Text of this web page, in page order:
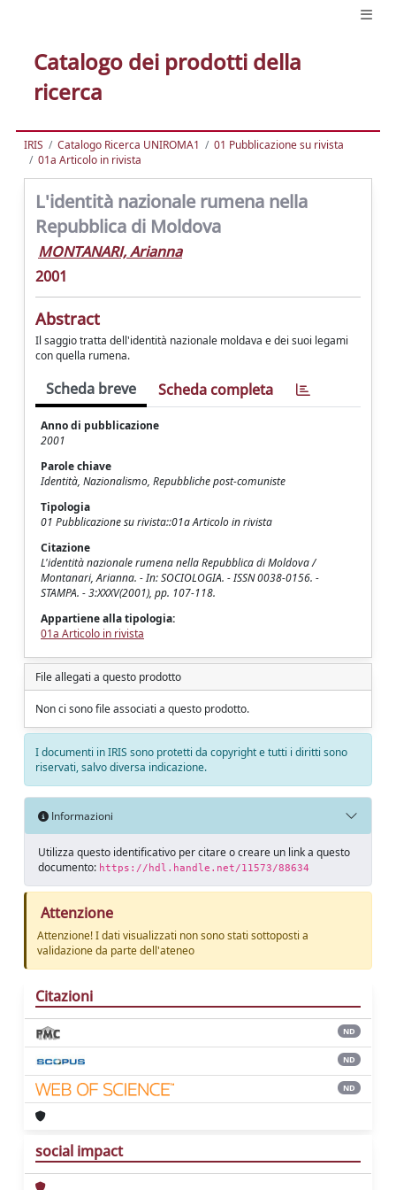
Catalogo dei prodotti della
ricerca
IRIS Catalogo Ricerca UNIROMA1
01 Pubblicazione su rivista
01a Articolo in rivista
L'identità nazionale rumena nella
Repubblica di Moldova
MONTANARI, Arianna
2001
Abstract
Il saggio tratta dell'identità nazionale moldava e dei suoi legami
con quella rumena.
Scheda breve Scheda completa
Anno di pubblicazione
2001
Parole chiave
Identità, Nazionalismo, Repubbliche post-comuniste
Tipologia
01 Pubblicazione su rivista::01a Articolo in rivista
Citazione
L'identità nazionale rumena nella Repubblica di Moldova /
Montanari, Arianna. - In: SOCIOLOGIA. - ISSN 0038-0156. -
STAMPA. - 3:XXXV(2001), pp. 107-118.
Appartiene alla tipologia:
01a Articolo in rivista
File allegati a questo prodotto
Non ci sono file associati a questo prodotto.
I documenti in IRIS sono protetti da copyright e tutti i diritti sono
riservati, salvo diversa indicazione.
Informazioni
Utilizza questo identificativo per citare o creare un link a questo
documento: https://hdl.handle.net/11573/88634
Attenzione
Attenzione! I dati visualizzati non sono stati sottoposti a
validazione da parte dell'ateneo
Citazioni
ND
ND
ND
social impact